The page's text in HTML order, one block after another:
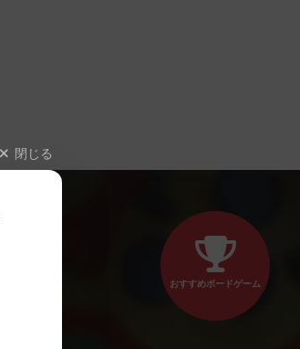
閉じる
おすすめボードゲーム